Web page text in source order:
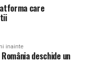
care
inainte
deschide un